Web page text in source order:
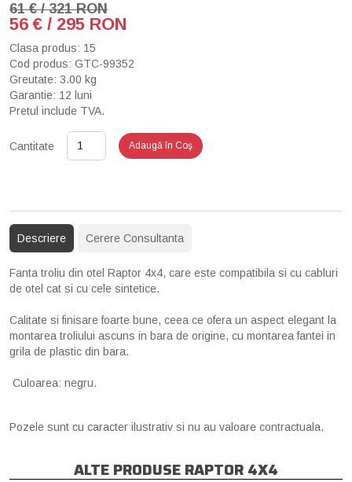
61 € / 321 RON
56 € / 295 RON
Clasa produs: 15
Cod produs: GTC-99352
Greutate: 3.00 kg
Garantie: 12 luni
Pretul include TVA.
Cantitate Adaugă în Coş
Descriere Cerere Consultanta
Fanta troliu din otel Raptor 4x4, care este compatibila si cu cabluri
de otel cat si cu cele sintetice.
Calitate si finisare foarte bune, ceea ce ofera un aspect elegant la
montarea troliului ascuns in bara de origine, cu montarea fantei in
grila de plastic din bara.
Culoarea: negru.
Pozele sunt cu caracter ilustrativ si nu au valoare contractuala.
ALTE PRODUSE RAPTOR 4X4